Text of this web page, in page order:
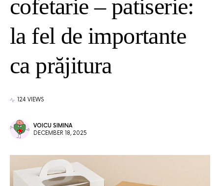
cofetarie – patiserie:
la fel de importante
ca prăjitura
124 VIEWS
VOICU SIMINA
DECEMBER 18, 2025